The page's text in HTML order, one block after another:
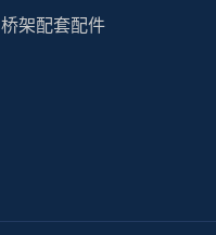
桥架配套配件